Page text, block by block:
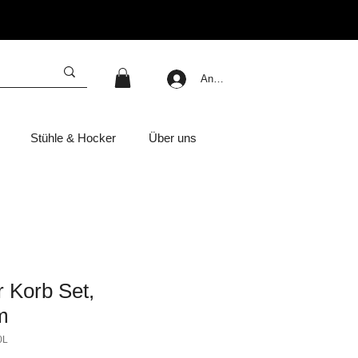
Stühle & Hocker Über uns
Anmelden
Korb Set,